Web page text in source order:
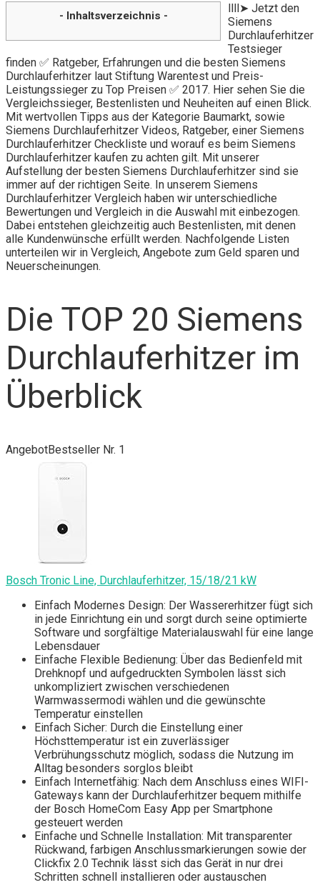
- Inhaltsverzeichnis -
llll➤ Jetzt den
Siemens
Durchlauferhitzer
Testsieger
finden ✅ Ratgeber, Erfahrungen und die besten Siemens
Durchlauferhitzer laut Stiftung Warentest und Preis-
Leistungssieger zu Top Preisen ✅ 2017. Hier sehen Sie die
Vergleichssieger, Bestenlisten und Neuheiten auf einen Blick.
Mit wertvollen Tipps aus der Kategorie Baumarkt, sowie
Siemens Durchlauferhitzer Videos, Ratgeber, einer Siemens
Durchlauferhitzer Checkliste und worauf es beim Siemens
Durchlauferhitzer kaufen zu achten gilt. Mit unserer
Aufstellung der besten Siemens Durchlauferhitzer sind sie
immer auf der richtigen Seite. In unserem Siemens
Durchlauferhitzer Vergleich haben wir unterschiedliche
Bewertungen und Vergleich in die Auswahl mit einbezogen.
Dabei entstehen gleichzeitig auch Bestenlisten, mit denen
alle Kundenwünsche erfüllt werden. Nachfolgende Listen
unterteilen wir in Vergleich, Angebote zum Geld sparen und
Neuerscheinungen.
Die TOP 20 Siemens
Durchlauferhitzer im
Überblick
AngebotBestseller Nr. 1
Bosch Tronic Line, Durchlauferhitzer, 15/18/21 kW
Einfach Modernes Design: Der Wassererhitzer fügt sich
in jede Einrichtung ein und sorgt durch seine optimierte
Software und sorgfältige Materialauswahl für eine lange
Lebensdauer
Einfache Flexible Bedienung: Über das Bedienfeld mit
Drehknopf und aufgedruckten Symbolen lässt sich
unkompliziert zwischen verschiedenen
Warmwassermodi wählen und die gewünschte
Temperatur einstellen
Einfach Sicher: Durch die Einstellung einer
Höchsttemperatur ist ein zuverlässiger
Verbrühungsschutz möglich, sodass die Nutzung im
Alltag besonders sorglos bleibt
Einfach Internetfähig: Nach dem Anschluss eines WIFI-
Gateways kann der Durchlauferhitzer bequem mithilfe
der Bosch HomeCom Easy App per Smartphone
gesteuert werden
Einfache und Schnelle Installation: Mit transparenter
Rückwand, farbigen Anschlussmarkierungen sowie der
Clickfix 2.0 Technik lässt sich das Gerät in nur drei
Schritten schnell installieren oder austauschen